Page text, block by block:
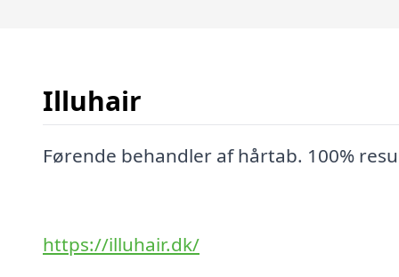
Illuhair
Førende behandler af hårtab. 100%
https://illuhair.dk/